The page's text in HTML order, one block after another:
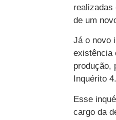
realizadas
de um
Já o novo
existência
produção,
Inquérito
Esse
cargo da